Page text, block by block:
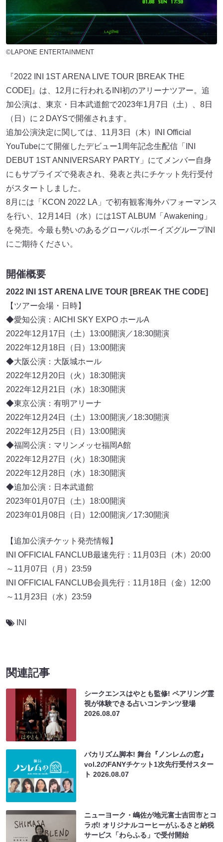
©LAPONE ENTERTAINMENT
『2022 INI 1ST ARENA LIVE TOUR [BREAK THE
CODE]』は、12月に行われるINI初のアリーナツアー。追
加公演は、東京・日本武道館で2023年1月7日（土）、8日
（日）に２DAYSで開催されます。
追加公演決定に関しては、11月3日（木）INI Official
YouTubeにて開催したデビュー1周年記念生配信「INI
DEBUT 1ST ANNIVERSARY PARTY」にてメンバー自身
にもサプライズで発表され、発表と共にチケット先行受付
がスタートしました。
8月には「KCON 2022 LA」で初有観客海外パフォーマンス
を行い、12月14日（水）には1ST ALBUM「Awakening」
を発売。今最も勢いのあるグローバルボーイズグループINI
にご期待ください。
開催概要
2022 INI 1ST ARENA LIVE TOUR [BREAK THE CODE]
【ツアー会場・日時】
◆愛知公演：AICHI SKY EXPO ホールA
2022年12月17日（土）13:00開演／18:30開演
2022年12月18日（日）13:00開演
◆大阪公演：大阪城ホール
2022年12月20日（火）18:30開演
2022年12月21日（水）18:30開演
◆東京公演：有明アリーナ
2022年12月24日（土）13:00開演／18:30開演
2022年12月25日（日）13:00開演
◆福岡公演：マリンメッセ福岡A館
2022年12月27日（火）18:30開演
2022年12月28日（水）18:30開演
◆追加公演：日本武道館
2023年01月07日（土）18:00開演
2023年01月08日（日）12:00開演／17:30開演
【追加公演チケット発売情報】
INI OFFICIAL FANCLUB最速先行：11月03日（木）20:00
～11月07日（月）23:59
INI OFFICIAL FANCLUB会員先行：11月18日（金）12:00
～11月23日（水）23:59
INI
関連記事
シークエンスはやとも監修! ペアリング霊
視が体験できる占いコンテンツ登場
2026.08.07
バカリズム脚本! 舞台『ノンレムの窓』
vol.2のFANYチケット1次先行受付スター
ト2026.08.07
ニューヨーク・嶋佐が地元富士吉田市とコ
ラボ! オリジナルコーヒーがふるさと納税
サービス「わらふる」で受付開始